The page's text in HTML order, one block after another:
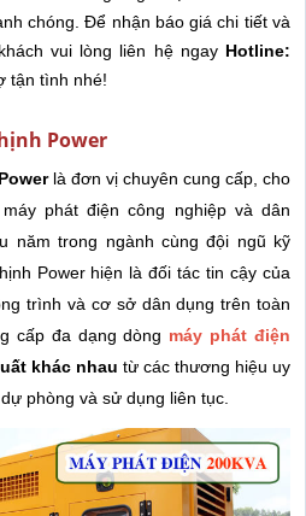
chóng. Để nhận báo giá chi tiết và
vui lòng liên hệ ngay Hotline:
tận tình nhé!
Power
là đơn vị chuyên cung cấp, cho
phát điện công nghiệp và dân
năm trong ngành cùng đội ngũ kỹ
Power hiện là đối tác tin cậy của
trình và cơ sở dân dụng trên toàn
cấp đa dạng dòng máy phát điện
khác nhau từ các thương hiệu uy
phòng và sử dụng liên tục.